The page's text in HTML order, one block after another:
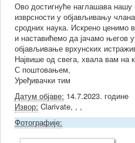
Ово достигнуће наглашава
изврсности у објављивању
сродних наука. Искрено ценимо
и наставићемо да јачамо његов
објављивање врхунских
Највише од свега, хвала вам на
С поштовањем,
Уређивачки тим
Датум објаве: 14.7.2023. године
Извор: Clarivate, , ,
Фотографије: